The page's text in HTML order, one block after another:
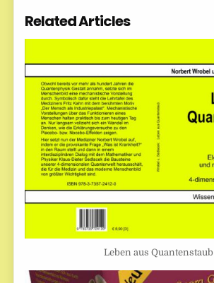
Related Articles
Leben aus Quantenstaub